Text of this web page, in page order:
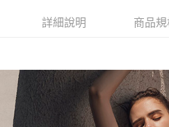
【注意事項】
２．關於個人資料處理事宜，請瀏覽以下
https://aftee.tw/terms/#terms3
３．未成年的使用者請事先徵得法定代
「AFTEE先享後付」，若未經同意申辦
7-11取貨付款
每筆NT$90，滿NT$1,000(含以上)免
宅配
詳細說明 商品